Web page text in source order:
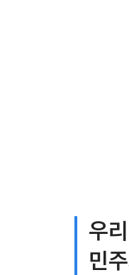
우
민